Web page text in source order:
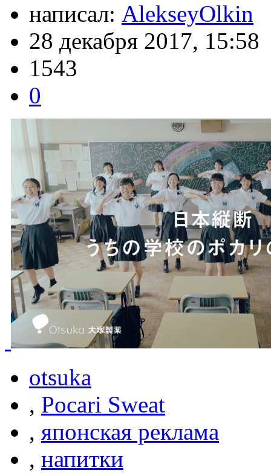
написал: AlekseyOlkin
28 декабря 2017, 15:58
1543
0
otsuka
, Pocari Sweat
, японская реклама
, напитки